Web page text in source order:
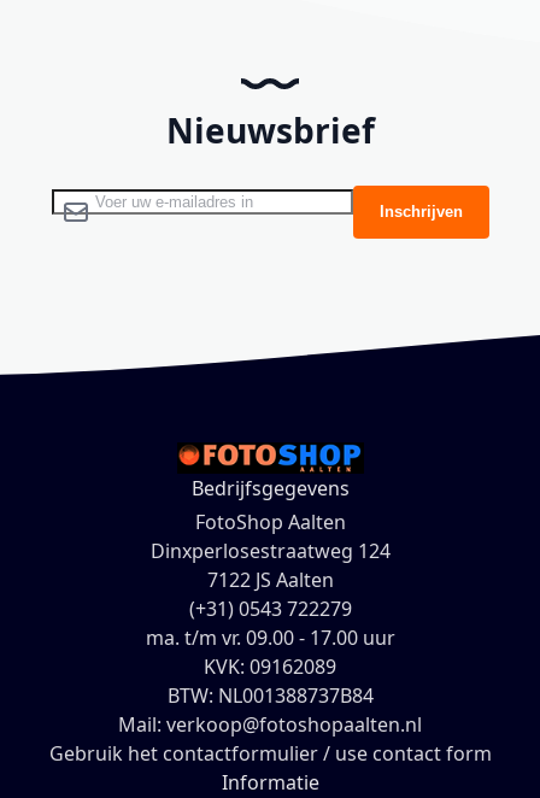
Nieuwsbrief
Abonneer u op onze nieuwsbrief Inschrijven
Bedrijfsgegevens
FotoShop Aalten
Dinxperlosestraatweg 124
7122 JS Aalten
(+31) 0543 722279
ma. t/m vr. 09.00 - 17.00 uur
KVK: 09162089
BTW: NL001388737B84
Mail: verkoop@fotoshopaalten.nl
Gebruik het contactformulier / use contact form
Informatie